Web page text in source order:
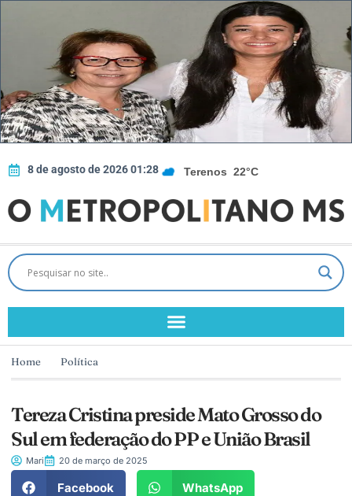
8 de agosto de 2026 01:28 Terenos 22°C
Home Política
Tereza Cristina preside Mato Grosso do
Sul em federação do PP e União Brasil
Mari 20 de março de 2025
Facebook WhatsApp